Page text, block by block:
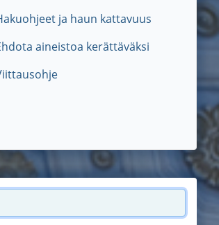
ja haun kattavuus
aineistoa kerättäväksi